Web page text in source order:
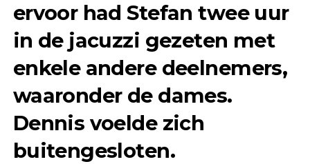
ervoor had Stefan twee uur
in de jacuzzi gezeten met
enkele andere deelnemers,
waaronder de dames.
Dennis voelde zich
buitengesloten.